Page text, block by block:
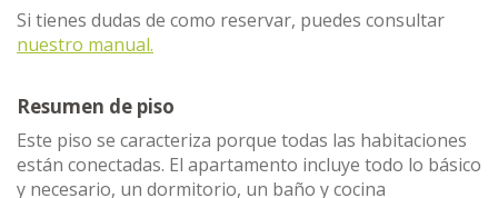
Si tienes dudas de como reservar, puedes consultar
nuestro manual.
Resumen de piso
Este piso se caracteriza porque todas las habitaciones
están conectadas. El apartamento incluye todo lo básico
y necesario, un dormitorio, un baño y cocina